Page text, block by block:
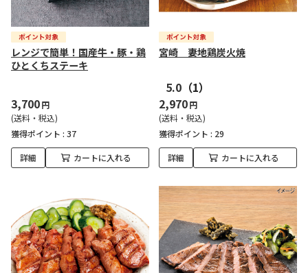
レンジで簡単！国産牛・豚・鶏
ひとくちステーキ
3,700円
(送料・税込)
獲得ポイント : 37
詳細 カートに入れる
宮崎 妻地鶏炭火焼
5.0 （1）
2,970円
(送料・税込)
獲得ポイント : 29
詳細 カートに入れる